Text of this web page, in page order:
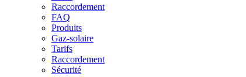
Raccordement
FAQ
Produits
Gaz-solaire
Tarifs
Raccordement
Sécurité